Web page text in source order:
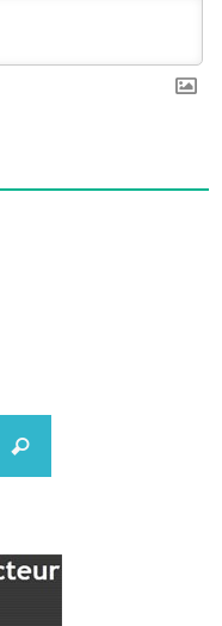
Recherche